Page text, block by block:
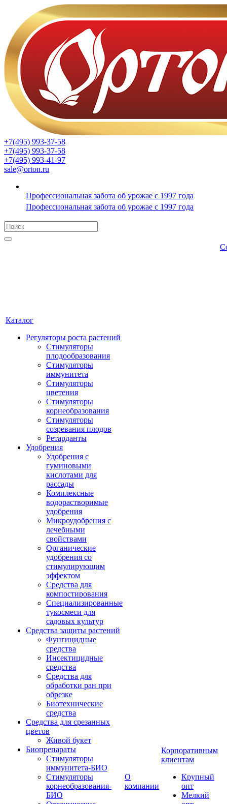
+7(495) 993-37-58
+7(495) 993-37-58
+7(495) 993-41-97
sale@orton.ru
Профессиональная забота об урожае с 1997 года
Профессиональная забота об урожае с 1997 года
Каталог
Регуляторы роста растений
Стимуляторы
плодообразования
Стимуляторы
иммунитета
Стимуляторы
цветения
Стимуляторы
корнеобразования
Стимуляторы
созревания плодов
Ретарданты
Удобрения
Удобрения с
гуминовыми
кислотами для
рассады
Комплексные
водорастворимые
удобрения
Микроудобрения с
лечебными
свойствами
Органические
удобрения со
стимулирующим
эффектом
Средства для
компостирования
Специализированные
тукосмеси для
садовых культур
Средства защиты растений
Фунгицидные
средства
Инсектицидные
средства
Средства для
обработки ран при
обрезке
Биотехнические
средства
Средства для срезанных
цветов
Живой букет
Биопрепараты
Стимуляторы
иммунитета-БИО
Стимуляторы
корнеобразования-
БИО
О
компании
Корпоративным
клиентам
Крупный
опт
Мелкий